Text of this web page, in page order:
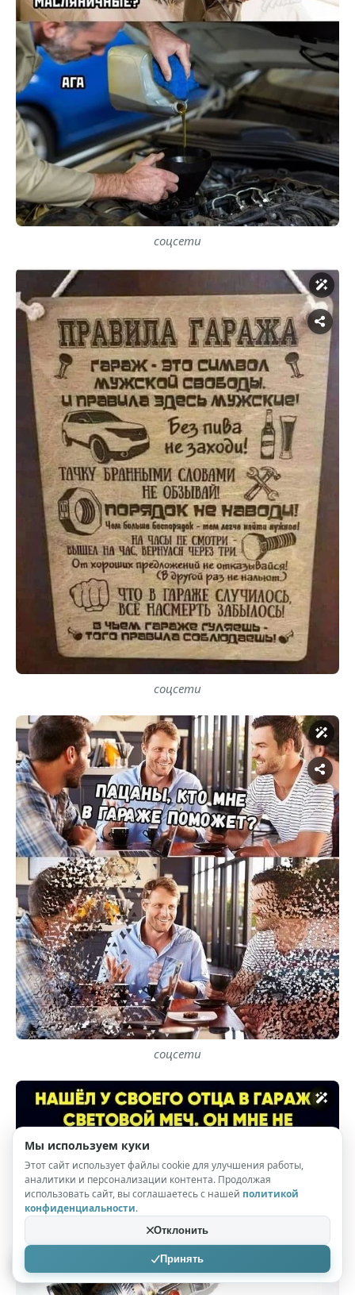
соцсети
соцсети
соцсети
Мы используем куки
Этот сайт использует файлы cookie для улучшения работы,
аналитики и персонализации контента. Продолжая
использовать сайт, вы соглашаетесь с нашей политикой
конфиденциальности.
Отклонить
Принять